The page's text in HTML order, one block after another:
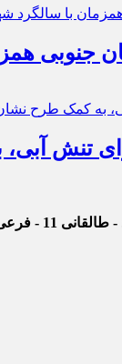
جنوبی
تنش
اول سمت چپ